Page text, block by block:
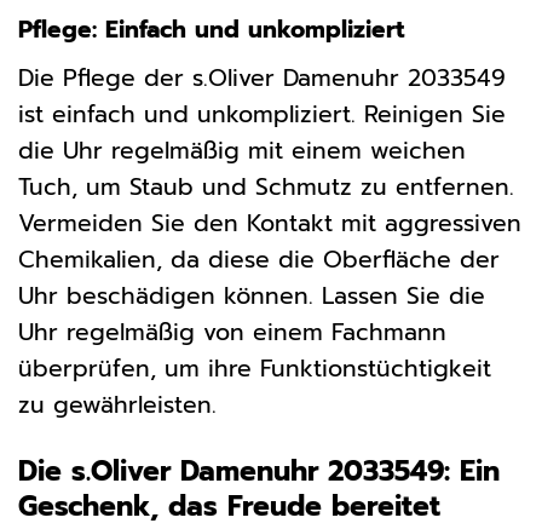
Pflege: Einfach und unkompliziert
Die Pflege der s.Oliver Damenuhr 2033549
ist einfach und unkompliziert. Reinigen Sie
die Uhr regelmäßig mit einem weichen
Tuch, um Staub und Schmutz zu entfernen.
Vermeiden Sie den Kontakt mit aggressiven
Chemikalien, da diese die Oberfläche der
Uhr beschädigen können. Lassen Sie die
Uhr regelmäßig von einem Fachmann
überprüfen, um ihre Funktionstüchtigkeit
zu gewährleisten.
Die s.Oliver Damenuhr 2033549: Ein
Geschenk, das Freude bereitet